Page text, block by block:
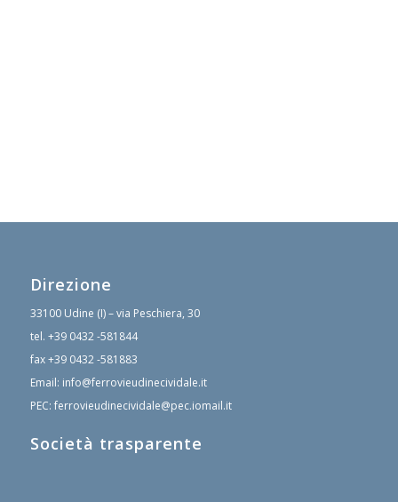
Direzione
33100 Udine (I) – via Peschiera, 30
tel. +39 0432 -581844
fax+39 0432 -581883
Email: info@ferrovieudinecividale.it
PEC: ferrovieudinecividale@pec.iomail.it
Società trasparente